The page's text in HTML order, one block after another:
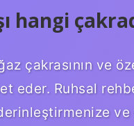
hangi
çakrasının ve
eder. Ruhsal